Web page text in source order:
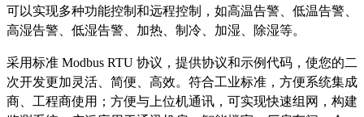
可以实现多种功能控制和远程控制，如高温告警、低温告警、
高湿告警、低湿告警、加热、制冷、加湿、除湿等。
采用标准 Modbus RTU 协议，提供协议和示例代码，使您的二
次开发更加灵活、简便、高效。符合工业标准，方便系统集成
商、工程商使用；方便与上位机通讯，可实现快速组网，构建